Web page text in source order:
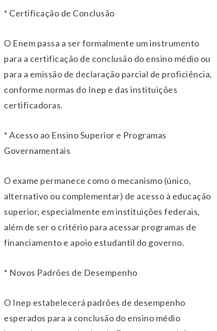
* Certificação de Conclusão
O Enem passa a ser formalmente um instrumento
para a certificação de conclusão do ensino médio ou
para a emissão de declaração parcial de proficiência,
conforme normas do Inep e das instituições
certificadoras.
* Acesso ao Ensino Superior e Programas
Governamentais
O exame permanece como o mecanismo (único,
alternativo ou complementar) de acesso à educação
superior, especialmente em instituições federais,
além de ser o critério para acessar programas de
financiamento e apoio estudantil do governo.
* Novos Padrões de Desempenho
O Inep estabelecerá padrões de desempenho
esperados para a conclusão do ensino médio